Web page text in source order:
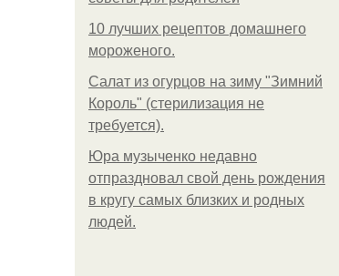
10 лучших рецептов домашнего
мороженого.
Салат из огурцов на зиму "Зимний
Король" (стерилизация не
требуется).
Юра музыченко недавно
отпраздновал свой день рождения
в кругу самых близких и родных
людей.